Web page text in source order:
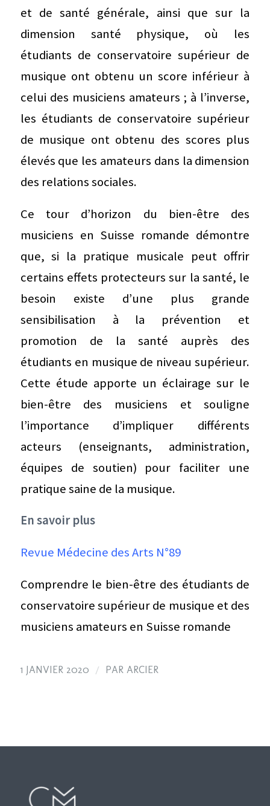
et de santé générale, ainsi que sur la
dimension santé physique, où les
étudiants de conservatoire supérieur de
musique ont obtenu un score inférieur à
celui des musiciens amateurs ; à l’inverse,
les étudiants de conservatoire supérieur
de musique ont obtenu des scores plus
élevés que les amateurs dans la dimension
des relations sociales.
Ce tour d’horizon du bien-être des
musiciens en Suisse romande démontre
que, si la pratique musicale peut offrir
certains effets protecteurs sur la santé, le
besoin existe d’une plus grande
sensibilisation à la prévention et
promotion de la santé auprès des
étudiants en musique de niveau supérieur.
Cette étude apporte un éclairage sur le
bien-être des musiciens et souligne
l’importance d’impliquer différents
acteurs (enseignants, administration,
équipes de soutien) pour faciliter une
pratique saine de la musique.
En savoir plus
Revue Médecine des Arts N°89
Comprendre le bien-être des étudiants de
conservatoire supérieur de musique et des
musiciens amateurs en Suisse romande
1 JANVIER 2020 / PAR ARCIER